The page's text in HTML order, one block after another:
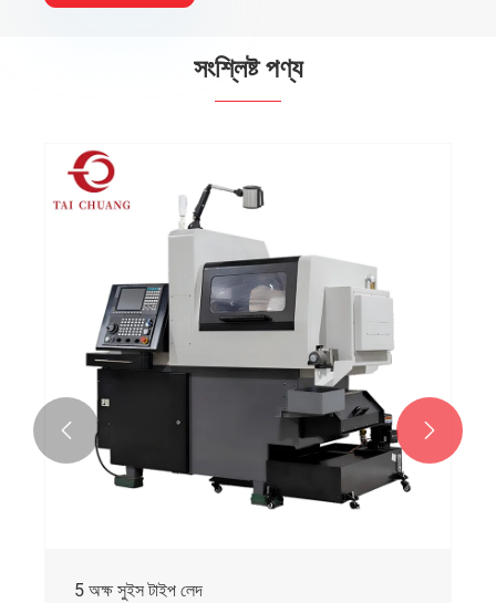
সংশ্লিষ্ট পণ্য
5 অক্ষ সুইস টাইপ লেদ
 